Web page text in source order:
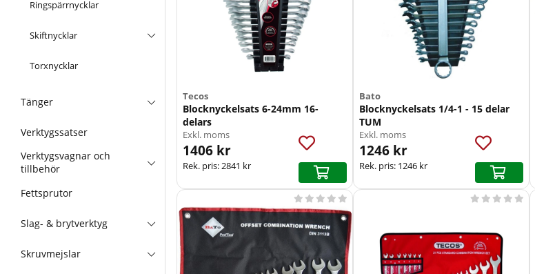
Ringspärrnycklar
Skiftnycklar
Torxnycklar
Tänger
Verktygssatser
Verktygsvagnar och
tillbehör
Fettsprutor
Slag- & brytverktyg
Skruvmejslar
Tecos
Blocknyckelsats 6-24mm 16-
delars
Exkl. moms
1406 kr
Rek. pris:2841 kr
Bato
Blocknyckelsats 1/4-1 - 15 delar
TUM
Exkl. moms
1246 kr
Rek. pris: 1246 kr
         